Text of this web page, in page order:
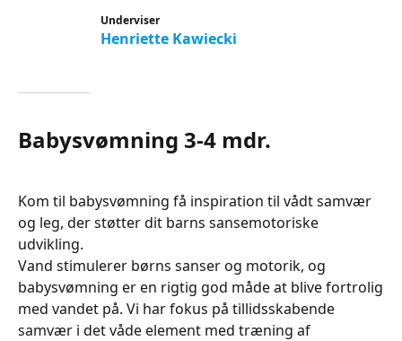
Underviser
Henriette Kawiecki
Babysvømning 3-4 mdr.
Kom til babysvømning få inspiration til vådt samvær
og leg, der støtter dit barns sansemotoriske
udvikling.
Vand stimulerer børns sanser og motorik, og
babysvømning er en rigtig god måde at blive fortrolig
med vandet på. Vi har fokus på tillidsskabende
samvær i det våde element med træning af